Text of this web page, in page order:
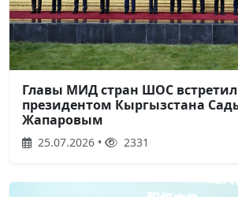
Главы МИД стран ШОС
президентом Кыргызстана
Жапаровым
25.07.2026 • 2331